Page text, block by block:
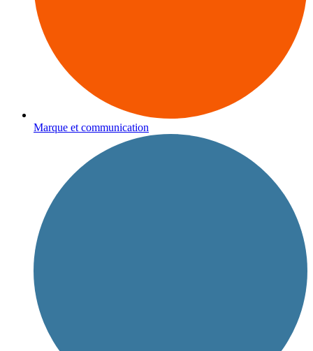
Marque et communication